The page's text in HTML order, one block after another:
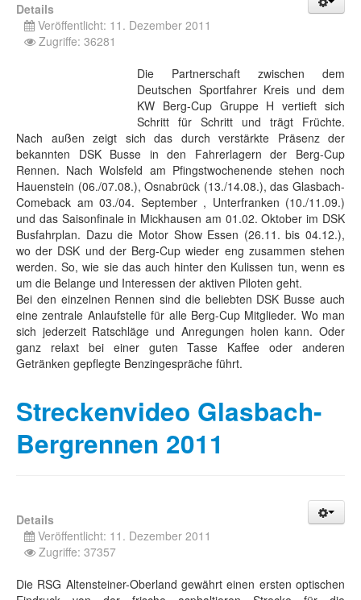
Details
Veröffentlicht: 11. Dezember 2011
Zugriffe: 36281
Die Partnerschaft zwischen dem
Deutschen Sportfahrer Kreis und dem
KW Berg-Cup Gruppe H vertieft sich
Schritt für Schritt und trägt Früchte.
Nach außen zeigt sich das durch verstärkte Präsenz der
bekannten DSK Busse in den Fahrerlagern der Berg-Cup
Rennen. Nach Wolsfeld am Pfingstwochenende stehen noch
Hauenstein (06./07.08.), Osnabrück (13./14.08.), das Glasbach-
Comeback am 03./04. September , Unterfranken (10./11.09.)
und das Saisonfinale in Mickhausen am 01.02. Oktober im DSK
Busfahrplan. Dazu die Motor Show Essen (26.11. bis 04.12.),
wo der DSK und der Berg-Cup wieder eng zusammen stehen
werden. So, wie sie das auch hinter den Kulissen tun, wenn es
um die Belange und Interessen der aktiven Piloten geht.
Bei den einzelnen Rennen sind die beliebten DSK Busse auch
eine zentrale Anlaufstelle für alle Berg-Cup Mitglieder. Wo man
sich jederzeit Ratschläge und Anregungen holen kann. Oder
ganz relaxt bei einer guten Tasse Kaffee oder anderen
Getränken gepflegte Benzingespräche führt.
Streckenvideo Glasbach-
Bergrennen 2011
Details
Veröffentlicht: 11. Dezember 2011
Zugriffe: 37357
Die RSG Altensteiner-Oberland gewährt einen ersten optischen